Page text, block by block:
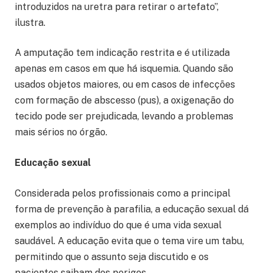
introduzidos na uretra para retirar o artefato”,
ilustra.
A amputação tem indicação restrita e é utilizada
apenas em casos em que há isquemia. Quando são
usados objetos maiores, ou em casos de infecções
com formação de abscesso (pus), a oxigenação do
tecido pode ser prejudicada, levando a problemas
mais sérios no órgão.
Educação sexual
Considerada pelos profissionais como a principal
forma de prevenção à parafilia, a educação sexual dá
exemplos ao indivíduo do que é uma vida sexual
saudável. A educação evita que o tema vire um tabu,
permitindo que o assunto seja discutido e os